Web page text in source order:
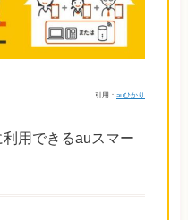
引用： auひかり
用できるauスマー